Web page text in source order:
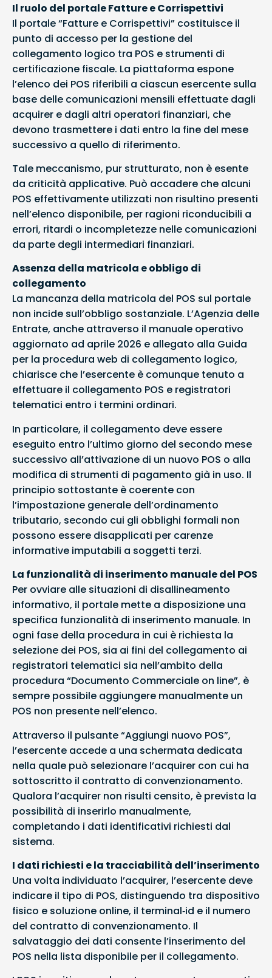
Il ruolo del portale Fatture e Corrispettivi
Il portale “Fatture e Corrispettivi” costituisce il
punto di accesso per la gestione del
collegamento logico tra POS e strumenti di
certificazione fiscale. La piattaforma espone
l’elenco dei POS riferibili a ciascun esercente sulla
base delle comunicazioni mensili effettuate dagli
acquirer e dagli altri operatori finanziari, che
devono trasmettere i dati entro la fine del mese
successivo a quello di riferimento.
Tale meccanismo, pur strutturato, non è esente
da criticità applicative. Può accadere che alcuni
POS effettivamente utilizzati non risultino presenti
nell’elenco disponibile, per ragioni riconducibili a
errori, ritardi o incompletezze nelle comunicazioni
da parte degli intermediari finanziari.
Assenza della matricola e obbligo di
collegamento
La mancanza della matricola del POS sul portale
non incide sull’obbligo sostanziale. L’Agenzia delle
Entrate, anche attraverso il manuale operativo
aggiornato ad aprile 2026 e allegato alla Guida
per la procedura web di collegamento logico,
chiarisce che l’esercente è comunque tenuto a
effettuare il collegamento POS e registratori
telematici entro i termini ordinari.
In particolare, il collegamento deve essere
eseguito entro l’ultimo giorno del secondo mese
successivo all’attivazione di un nuovo POS o alla
modifica di strumenti di pagamento già in uso. Il
principio sottostante è coerente con
l’impostazione generale dell’ordinamento
tributario, secondo cui gli obblighi formali non
possono essere disapplicati per carenze
informative imputabili a soggetti terzi.
La funzionalità di inserimento manuale del POS
Per ovviare alle situazioni di disallineamento
informativo, il portale mette a disposizione una
specifica funzionalità di inserimento manuale. In
ogni fase della procedura in cui è richiesta la
selezione dei POS, sia ai fini del collegamento ai
registratori telematici sia nell’ambito della
procedura “Documento Commerciale on line”, è
sempre possibile aggiungere manualmente un
POS non presente nell’elenco.
Attraverso il pulsante “Aggiungi nuovo POS”,
l’esercente accede a una schermata dedicata
nella quale può selezionare l’acquirer con cui ha
sottoscritto il contratto di convenzionamento.
Qualora l’acquirer non risulti censito, è prevista la
possibilità di inserirlo manualmente,
completando i dati identificativi richiesti dal
sistema.
I dati richiesti e la tracciabilità dell’inserimento
Una volta individuato l’acquirer, l’esercente deve
indicare il tipo di POS, distinguendo tra dispositivo
fisico e soluzione online, il terminal‑id e il numero
del contratto di convenzionamento. Il
salvataggio dei dati consente l’inserimento del
POS nella lista disponibile per il collegamento.